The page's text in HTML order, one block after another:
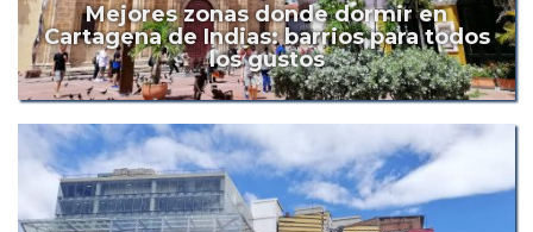
Mejores zonas donde dormir en
Cartagena de Indias: barrios para todos
los gustos